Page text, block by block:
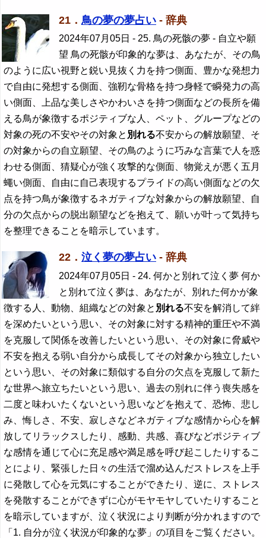
21． 鳥の夢の夢占い - 辞典
2024年07月05日 - 25. 鳥の死骸の夢 - 自立や願
望 鳥の死骸が印象的な夢は、あなたが、その鳥
のように広い視野と鋭い見抜く力を持つ側面、豊かな発想力
で自由に発想する側面、強靭な骨格を持つ身軽で瞬発力の高
い側面、上品な美しさやかわいさを持つ側面などの長所を備
える鳥が象徴するポジティブな人、ペット、グループなどの
対象の死の不安やその対象と 別れる不安からの解放願望、そ
の対象からの自立願望、その鳥のように巧みな言葉で人を惑
わせる側面、猜疑心が強く攻撃的な側面、物覚えが悪く五月
蠅い側面、自由に自己表現するプライドの高い側面などの欠
点を持つ鳥が象徴するネガティブな対象からの解放願望、自
分の欠点からの脱出願望などを抱えて、願いが叶って気持ち
を整理できることを暗示しています。
22． 泣く夢の夢占い - 辞典
2024年07月05日 - 24. 何かと別れて泣く夢 何か
と別れて泣く夢は、あなたが、別れた何かが象
徴する人、動物、組織などの対象と 別れる不安を解消して絆
を深めたいという思い、その対象に対する精神的重圧や不満
を克服して関係を改善したいという思い、その対象に脅威や
不安を抱える弱い自分から成長してその対象から独立したい
という思い、その対象に類似する自分の欠点を克服して新た
な世界へ旅立ちたいという思い、過去の別れに伴う喪失感を
二度と味わいたくないという思いなどを抱えて、恐怖、悲し
み、悔しさ、不安、寂しさなどネガティブな感情から心を解
放してリラックスしたり、感動、共感、喜びなどポジティブ
な感情を通じて心に充足感や満足感を呼び起こしたりするこ
とにより、緊張した日々の生活で溜め込んだストレスを上手
に発散して心を元気にすることができたり、逆に、ストレス
を発散することができずに心がモヤモヤしていたりすること
を暗示していますが、泣く状況により判断が分かれますので
「1. 自分が泣く状況が印象的な夢」の項目をご覧ください。